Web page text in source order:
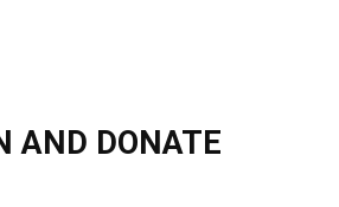
AND DONATE